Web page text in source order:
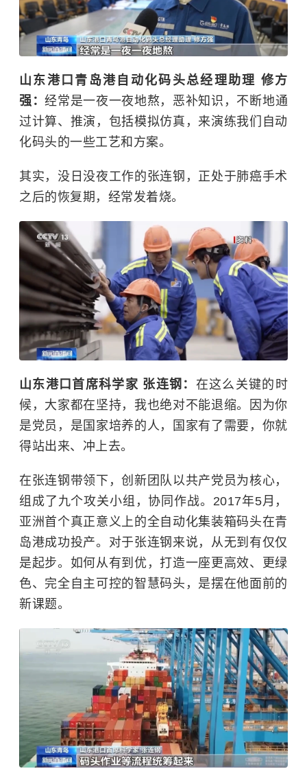
山东港口青岛港自动化码头总经理助理 修方
强：经常是一夜一夜地熬，恶补知识，不断地通
过计算、推演，包括模拟仿真，来演练我们自动
化码头的一些工艺和方案。
其实，没日没夜工作的张连钢，正处于肺癌手术
之后的恢复期，经常发着烧。
山东港口首席科学家 张连钢： 在这么关键的时
候，大家都在坚持，我也绝对不能退缩。因为你
是党员，是国家培养的人，国家有了需要，你就
得站出来、冲上去。
在张连钢带领下，创新团队以共产党员为核心，
组成了九个攻关小组，协同作战。2017年5月，
亚洲首个真正意义上的全自动化集装箱码头在青
岛港成功投产。对于张连钢来说，从无到有仅仅
是起步。如何从有到优，打造一座更高效、更绿
色、完全自主可控的智慧码头，是摆在他面前的
新课题。